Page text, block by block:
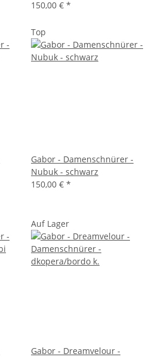
150,00 € *
Top
Gabor - Damenschnürer -
Nubuk - schwarz
150,00 € *
Auf Lager
Gabor - Dreamvelour -